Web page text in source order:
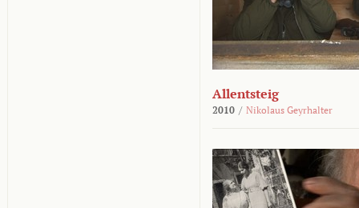
Allentsteig
2010 / Nikolaus Geyrhalter